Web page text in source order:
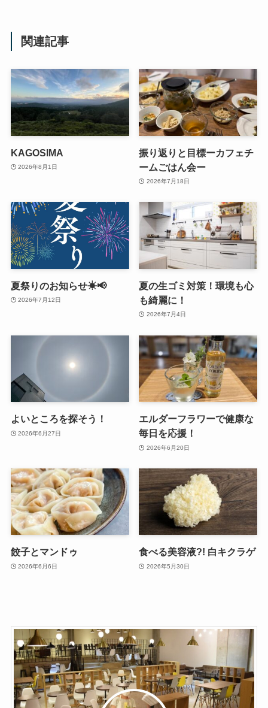
関連記事
KAGOSIMA
2026年8月1日
振り返りと目標ーカフェチ
ームごはん会ー
2026年7月18日
夏祭りのお知らせ☀📢
2026年7月12日
夏の生ゴミ対策！環境も心
も綺麗に！
2026年7月4日
よいところを探そう！
2026年6月27日
エルダーフラワーで健康な
毎日を応援！
2026年6月20日
餃子とマンドゥ
2026年6月6日
食べる美容液?! 白キクラゲ
2026年5月30日